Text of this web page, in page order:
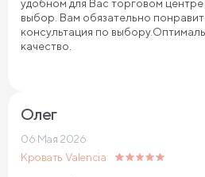
удобном для Вас торговом
выбор. Вам обязательно
консультация по
качество.
Олег
Кровать Valencia
06 Мая 2026